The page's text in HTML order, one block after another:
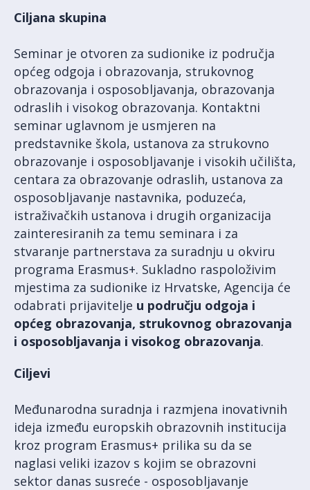
Ciljana skupina
Seminar je otvoren za sudionike iz područja
općeg odgoja i obrazovanja, strukovnog
obrazovanja i osposobljavanja, obrazovanja
odraslih i visokog obrazovanja. Kontaktni
seminar uglavnom je usmjeren na
predstavnike škola, ustanova za strukovno
obrazovanje i osposobljavanje i visokih učilišta,
centara za obrazovanje odraslih, ustanova za
osposobljavanje nastavnika, poduzeća,
istraživačkih ustanova i drugih organizacija
zainteresiranih za temu seminara i za
stvaranje partnerstava za suradnju u okviru
programa Erasmus+. Sukladno raspoloživim
mjestima za sudionike iz Hrvatske, Agencija će
odabrati prijavitelje u području odgoja i
općeg obrazovanja, strukovnog obrazovanja
i osposobljavanja i visokog obrazovanja.
Ciljevi
Međunarodna suradnja i razmjena inovativnih
ideja između europskih obrazovnih institucija
kroz program Erasmus+ prilika su da se
naglasi veliki izazov s kojim se obrazovni
sektor danas susreće - osposobljavanje